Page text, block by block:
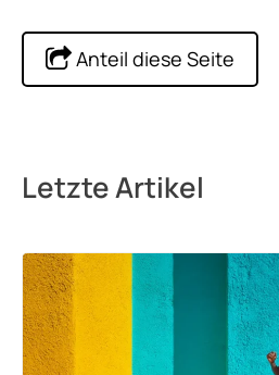
Anteil diese Seite
Letzte Artikel